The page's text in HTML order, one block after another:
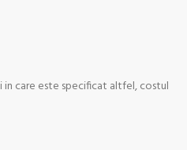
care este specificat altfel, costul